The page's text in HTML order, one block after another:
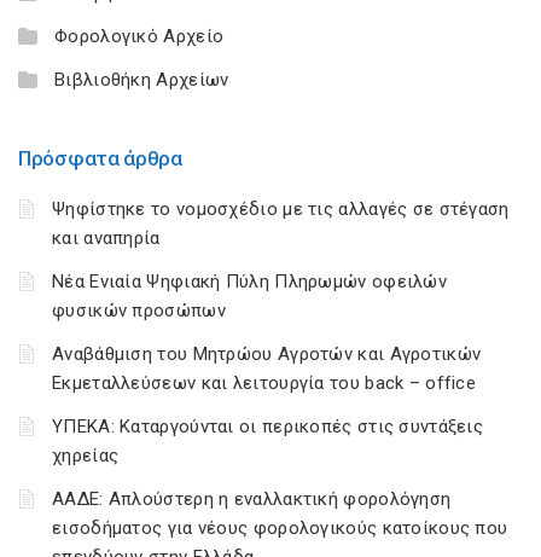
Φορολογικό Αρχείο
Βιβλιοθήκη Αρχείων
Πρόσφατα άρθρα
Ψηφίστηκε το νομοσχέδιο με τις αλλαγές σε στέγαση
και αναπηρία
Νέα Ενιαία Ψηφιακή Πύλη Πληρωμών οφειλών
φυσικών προσώπων
Αναβάθμιση του Μητρώου Αγροτών και Αγροτικών
Εκμεταλλεύσεων και λειτουργία του back – office
ΥΠΕΚΑ: Καταργούνται οι περικοπές στις συντάξεις
χηρείας
ΑΑΔΕ: Απλούστερη η εναλλακτική φορολόγηση
εισοδήματος για νέους φορολογικούς κατοίκους που